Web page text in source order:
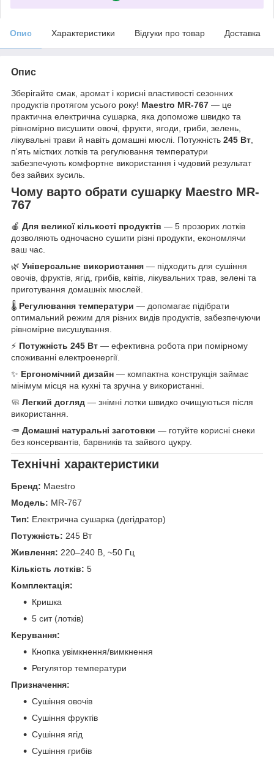
Опис Характеристики Відгуки про товар Доставка
Опис
Зберігайте смак, аромат і корисні властивості сезонних
продуктів протягом усього року! Maestro MR-767 — це
практична електрична сушарка, яка допоможе швидко та
рівномірно висушити овочі, фрукти, ягоди, гриби, зелень,
лікувальні трави й навіть домашні мюслі. Потужність 245 Вт
п'ять містких лотків та регулювання температури
забезпечують комфортне використання і чудовий результат
без зайвих зусиль.
Чому варто обрати сушарку Maestro MR-
767
🍎 Для великої кількості продуктів — 5 прозорих лотків
дозволяють одночасно сушити різні продукти, економлячи
ваш час.
🌿 Універсальне використання — підходить для сушіння
овочів, фруктів, ягід, грибів, квітів, лікувальних трав, зелені та
приготування домашніх мюслей.
🌡️ Регулювання температури — допомагає підібрати
оптимальний режим для різних видів продуктів, забезпечуючи
рівномірне висушування.
⚡ Потужність 245 Вт — ефективна робота при помірному
споживанні електроенергії.
✨ Ергономічний дизайн — компактна конструкція займає
мінімум місця на кухні та зручна у використанні.
🧼 Легкий догляд — знімні лотки швидко очищуються після
використання.
🥕 Домашні натуральні заготовки — готуйте корисні снеки
без консервантів, барвників та зайвого цукру.
Технічні характеристики
Бренд: Maestro
Модель: MR-767
Тип: Електрична сушарка (дегідратор)
Потужність: 245 Вт
Живлення: 220–240 В, ~50 Гц
Кількість лотків: 5
Комплектація:
Кришка
5 сит (лотків)
Керування:
Кнопка увімкнення/вимкнення
Регулятор температури
Призначення:
Сушіння овочів
Сушіння фруктів
Сушіння ягід
Сушіння грибів